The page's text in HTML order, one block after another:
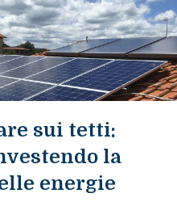
sui tetti:
la
energie